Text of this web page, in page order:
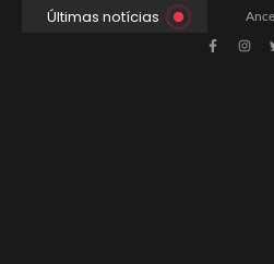
Últimas notícias